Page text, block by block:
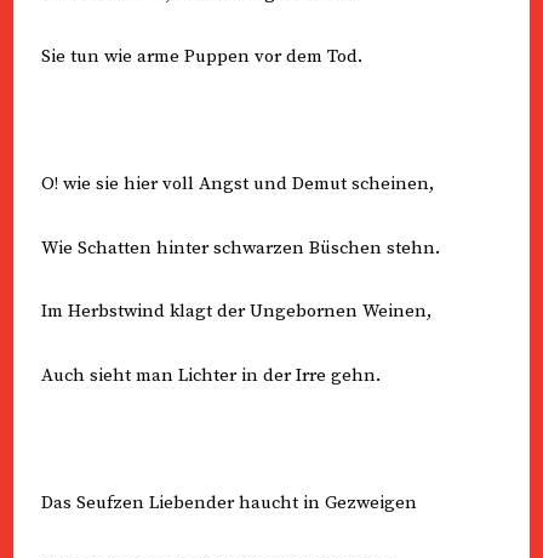
Sie tun wie arme Puppen vor dem Tod.
O! wie sie hier voll Angst und Demut scheinen,
Wie Schatten hinter schwarzen Büschen stehn.
Im Herbstwind klagt der Ungebornen Weinen,
Auch sieht man Lichter in der Irre gehn.
Das Seufzen Liebender haucht in Gezweigen